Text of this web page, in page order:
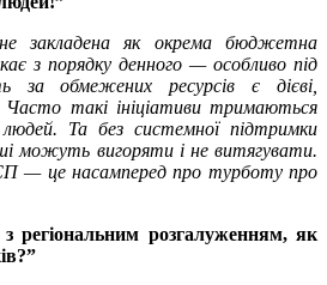
закладена як окрема бюджетна
з порядку денного — особливо під
за обмежених ресурсів є дієві,
Часто такі ініціативи тримаються
Та без системної підтримки
можуть вигоряти і не витягувати.
— це насамперед про турботу про
регіональним розгалуженням, як